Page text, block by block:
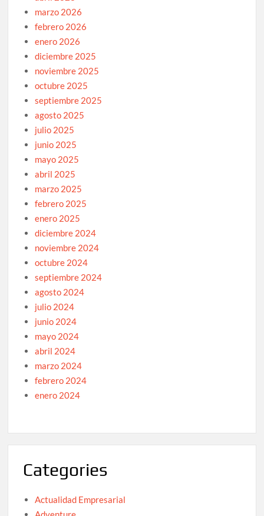
marzo 2026
febrero 2026
enero 2026
diciembre 2025
noviembre 2025
octubre 2025
septiembre 2025
agosto 2025
julio 2025
junio 2025
mayo 2025
abril 2025
marzo 2025
febrero 2025
enero 2025
diciembre 2024
noviembre 2024
octubre 2024
septiembre 2024
agosto 2024
julio 2024
junio 2024
mayo 2024
abril 2024
marzo 2024
febrero 2024
enero 2024
Categories
Actualidad Empresarial